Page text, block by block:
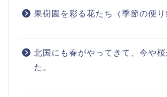
果樹園を彩る花たち（季節の便り
北国にも春がやってきて、今や
た。